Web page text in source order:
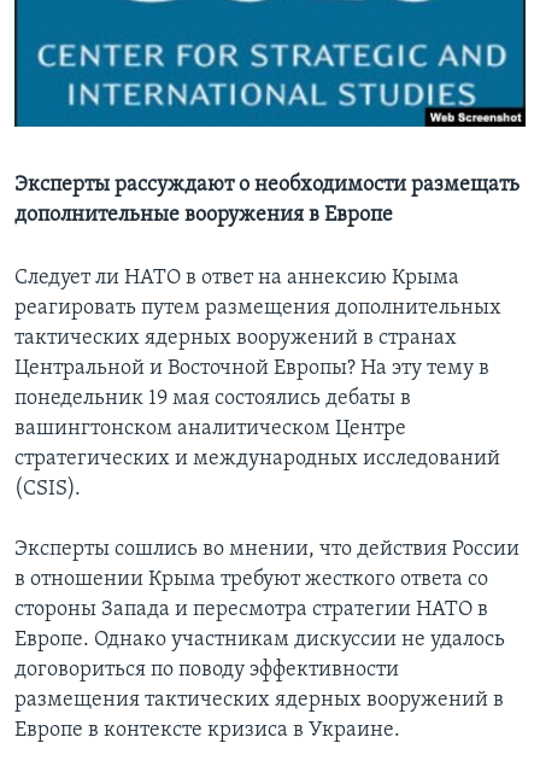
Learning English
СОЦИАЛЬНЫЕ СЕТИ
Языки
Эксперты рассуждают о необходимости размещать
дополнительные вооружения в Европе
Следует ли НАТО в ответ на аннексию Крыма
реагировать путем размещения дополнительных
тактических ядерных вооружений в странах
Центральной и Восточной Европы? На эту тему в
понедельник 19 мая состоялись дебаты в
вашингтонском аналитическом Центре
стратегических и международных исследований
(CSIS).
Эксперты сошлись во мнении, что действия России
в отношении Крыма требуют жесткого ответа со
стороны Запада и пересмотра стратегии НАТО в
Европе. Однако участникам дискуссии не удалось
договориться по поводу эффективности
размещения тактических ядерных вооружений в
Европе в контексте кризиса в Украине.